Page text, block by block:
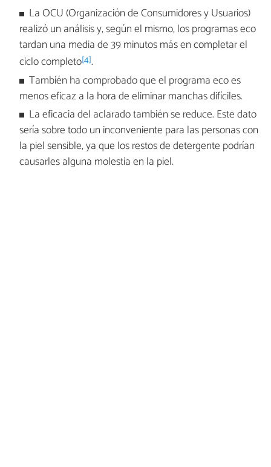
La OCU (Organización de Consumidores y Usuarios)
realizó un análisis y, según el mismo, los programas eco
tardan una media de 39 minutos más en completar el
ciclo completo[4].
También ha comprobado que el programa eco es
menos eficaz a la hora de eliminar manchas difíciles.
La eficacia del aclarado también se reduce. Este dato
sería sobre todo un inconveniente para las personas con
la piel sensible, ya que los restos de detergente podrían
causarles alguna molestia en la piel.